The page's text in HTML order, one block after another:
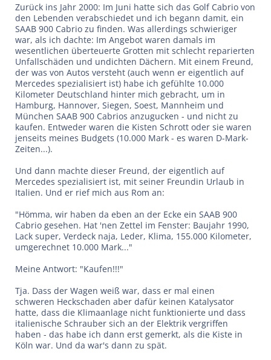
Zurück ins Jahr 2000: Im Juni hatte sich das Golf Cabrio von
den Lebenden verabschiedet und ich begann damit, ein
SAAB 900 Cabrio zu finden. Was allerdings schwieriger
war, als ich dachte: Im Angebot waren damals im
wesentlichen überteuerte Grotten mit schlecht reparierten
Unfallschäden und undichten Dächern. Mit einem Freund,
der was von Autos versteht (auch wenn er eigentlich auf
Mercedes spezialisiert ist) habe ich gefühlte 10.000
Kilometer Deutschland hinter mich gebracht, um in
Hamburg, Hannover, Siegen, Soest, Mannheim und
München SAAB 900 Cabrios anzugucken - und nicht zu
kaufen. Entweder waren die Kisten Schrott oder sie waren
jenseits meines Budgets (10.000 Mark - es waren D-Mark-
Zeiten...).
Und dann machte dieser Freund, der eigentlich auf
Mercedes spezialisiert ist, mit seiner Freundin Urlaub in
Italien. Und er rief mich aus Rom an:
"Hömma, wir haben da eben an der Ecke ein SAAB 900
Cabrio gesehen. Hat 'nen Zettel im Fenster: Baujahr 1990,
Lack super, Verdeck naja, Leder, Klima, 155.000 Kilometer,
umgerechnet 10.000 Mark..."
Meine Antwort: "Kaufen!!!"
Tja. Dass der Wagen weiß war, dass er mal einen
schweren Heckschaden aber dafür keinen Katalysator
hatte, dass die Klimaanlage nicht funktionierte und dass
italienische Schrauber sich an der Elektrik vergriffen
haben - das habe ich dann erst gemerkt, als die Kiste in
Köln war. Und da war's dann zu spät.